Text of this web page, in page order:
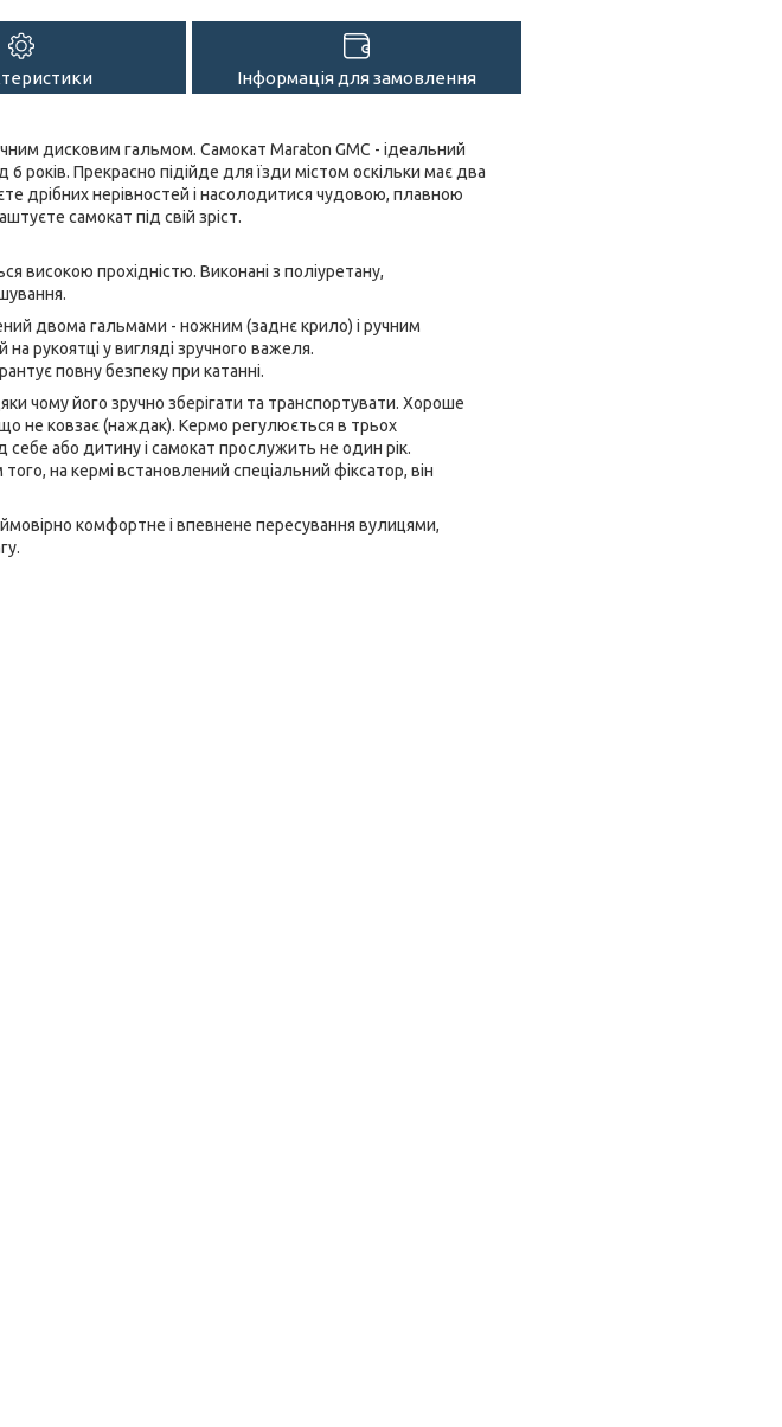
Інформація для замовлення
дисковим гальмом. Самокат Maraton GMC - ідеальний
6 років. Прекрасно підійде для їзди містом оскільки має два
дрібних нерівностей і насолодитися чудовою, плавною
самокат під свій зріст.
високою прохідністю. Виконані з поліуретану,
двома гальмами - ножним (заднє крило) і ручним
рукоятці у вигляді зручного важеля.
повну безпеку при катанні.
чому його зручно зберігати та транспортувати. Хороше
не ковзає (наждак). Кермо регулюється в трьох
або дитину і самокат прослужить не один рік.
на кермі встановлений спеціальний фіксатор, він
комфортне і впевнене пересування вулицями,